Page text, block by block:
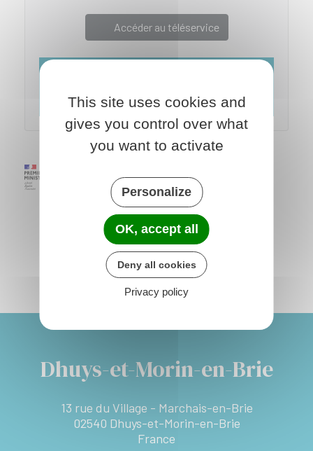
Accéder au téléservice
Dhuys-et-Morin-en-Brie
13 rue du Village - Marchais-en-Brie
02540 Dhuys-et-Morin-en-Brie
France
This site uses cookies and
gives you control over what
you want to activate
Personalize
OK, accept all
Deny all cookies
Privacy policy